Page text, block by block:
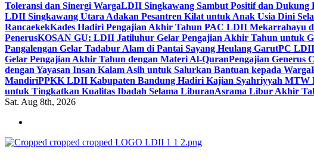
Toleransi dan Sinergi WargaLDII Singkawang Sambut Positif dan Dukung
LDII Singkawang Utara Adakan Pesantren Kilat untuk Anak Usia Dini
RancaekekKades Hadiri Pengajian Akhir Tahun PAC LDII Mekarrahayu
PenerusKOSAN GU: LDII Jatiluhur Gelar Pengajian Akhir Tahun untuk
Pangalengan Gelar Tadabur Alam di Pantai Sayang Heulang GarutPC LDII
Gelar Pengajian Akhir Tahun dengan Materi Al-QuranPengajian Generus
dengan Yayasan Insan Kalam Asih untuk Salurkan Bantuan kepada Warga
MandiriPPKK LDII Kabupaten Bandung Hadiri Kajian Syahriyyah MTW
untuk Tingkatkan Kualitas Ibadah Selama LiburanAsrama Libur Akhir
Sat. Aug 8th, 2026